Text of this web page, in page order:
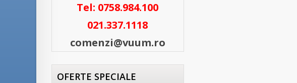
Tel: 0758.984.100
021.337.1118
comenzi@vuum.ro
OFERTE SPECIALE